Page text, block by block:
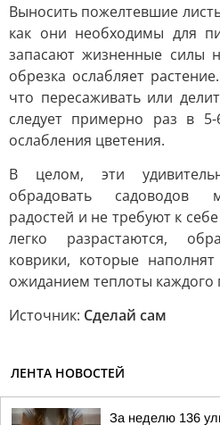
Выносить пожелтевшие
как они необходимы для
запасают жизненные силы
обрезка ослабляет
что пересаживать или
следует примерно раз в
ослабления цветения.
В целом, эти
обрадовать садоводов
радостей и не требуют к
легко разрастаются,
коврики, которые
ожиданием теплоты каждого
Источник: Сделай сам
ЛЕНТА НОВОСТЕЙ
За неделю 136